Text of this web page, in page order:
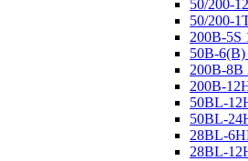
50/200-
50/200-
200B-5S
50B-6(B)
200B-8B
200B-
50BL-
50BL-
28BL-
28BL-